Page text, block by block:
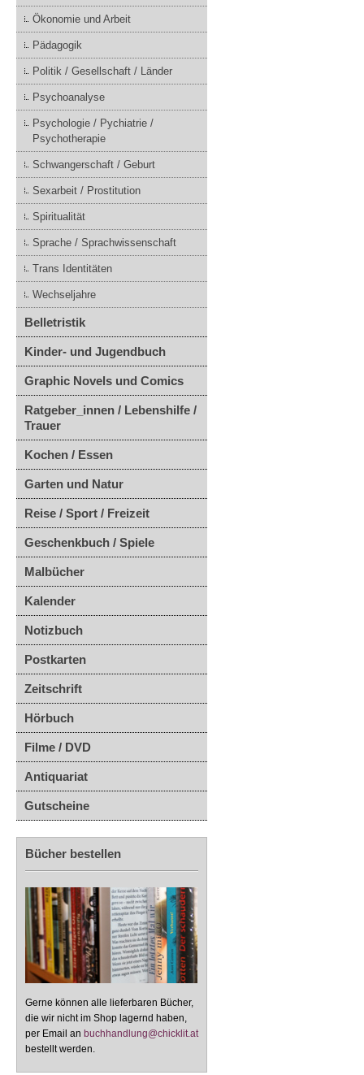
Ökonomie und Arbeit
Pädagogik
Politik / Gesellschaft / Länder
Psychoanalyse
Psychologie / Pychiatrie /
Psychotherapie
Schwangerschaft / Geburt
Sexarbeit / Prostitution
Spiritualität
Sprache / Sprachwissenschaft
Trans Identitäten
Wechseljahre
Belletristik
Kinder- und Jugendbuch
Graphic Novels und Comics
Ratgeber_innen / Lebenshilfe /
Trauer
Kochen / Essen
Garten und Natur
Reise / Sport / Freizeit
Geschenkbuch / Spiele
Malbücher
Kalender
Notizbuch
Postkarten
Zeitschrift
Hörbuch
Filme / DVD
Antiquariat
Gutscheine
Bücher bestellen
Gerne können alle lieferbaren Bücher,
die wir nicht im Shop lagernd haben,
per Email an buchhandlung@chicklit.at
bestellt werden.